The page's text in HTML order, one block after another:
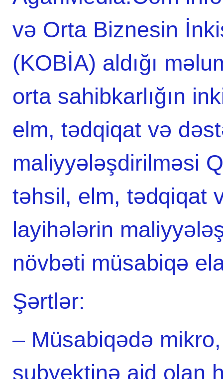
və Orta Biznesin
(KOBİA) aldığı
orta sahibkarlığın
elm, tədqiqat və
maliyyələşdirilməsi
təhsil, elm, tədqiqat
layihələrin
növbəti müsabiqə
Şərtlər:
– Müsabiqədə
subyektinə aid olan